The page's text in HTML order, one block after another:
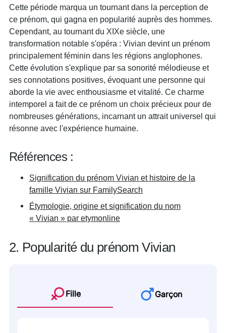
Cette période marqua un tournant dans la perception de
ce prénom, qui gagna en popularité auprès des hommes.
Cependant, au tournant du XIXe siècle, une
transformation notable s'opéra : Vivian devint un prénom
principalement féminin dans les régions anglophones.
Cette évolution s'explique par sa sonorité mélodieuse et
ses connotations positives, évoquant une personne qui
aborde la vie avec enthousiasme et vitalité. Ce charme
intemporel a fait de ce prénom un choix précieux pour de
nombreuses générations, incarnant un attrait universel qui
résonne avec l'expérience humaine.
Références :
Signification du prénom Vivian et histoire de la
famille Vivian sur FamilySearch
Étymologie, origine et signification du nom
« Vivian » par etymonline
2. Popularité du prénom Vivian
Fille Garçon